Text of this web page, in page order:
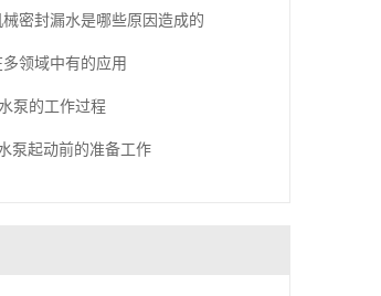
密封漏水是哪些原因造成的
领域中有的应用
泵的工作过程
泵起动前的准备工作